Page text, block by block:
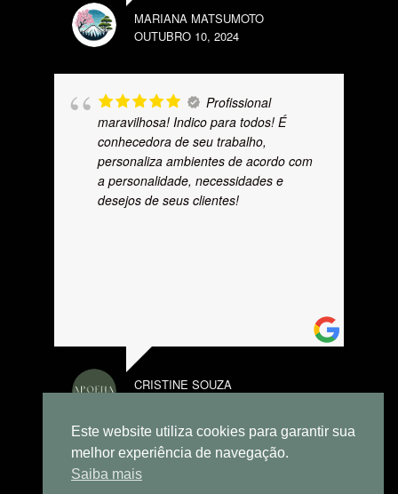
MARIANA MATSUMOTO
OUTUBRO 10, 2024
Profissional
maravilhosa! Indico para todos! É
conhecedora de seu trabalho,
personaliza ambientes de acordo com
a personalidade, necessidades e
desejos de seus clientes!
CRISTINE SOUZA
Este website utiliza cookies para garantir sua
melhor experiência de navegação.
Saiba mais